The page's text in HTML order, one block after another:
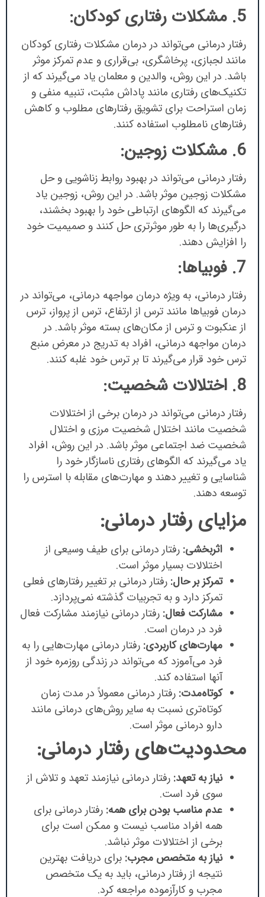
5. مشکلات رفتاری کودکان:
رفتار درمانی می‌تواند در درمان مشکلات رفتاری کودکان
مانند لجبازی، پرخاشگری، بی‌قراری و عدم تمرکز موثر
باشد. در این روش، والدین و معلمان یاد می‌گیرند که از
تکنیک‌های رفتاری مانند پاداش مثبت، تنبیه منفی و
زمان استراحت برای تشویق رفتارهای مطلوب و کاهش
رفتارهای نامطلوب استفاده کنند.
6. مشکلات زوجین:
رفتار درمانی می‌تواند در بهبود روابط زناشویی و حل
مشکلات زوجین موثر باشد. در این روش، زوجین یاد
می‌گیرند که الگوهای ارتباطی خود را بهبود بخشند،
درگیری‌ها را به طور موثرتری حل کنند و صمیمیت خود
را افزایش دهند.
7. فوبیاها:
رفتار درمانی، به ویژه درمان مواجهه درمانی، می‌تواند در
درمان فوبیاها مانند ترس از ارتفاع، ترس از پرواز، ترس
از عنکبوت و ترس از مکان‌های بسته موثر باشد. در
درمان مواجهه درمانی، افراد به تدریج در معرض منبع
ترس خود قرار می‌گیرند تا بر ترس خود غلبه کنند.
8. اختلالات شخصیت:
رفتار درمانی می‌تواند در درمان برخی از اختلالات
شخصیت مانند اختلال شخصیت مرزی و اختلال
شخصیت ضد اجتماعی موثر باشد. در این روش، افراد
یاد می‌گیرند که الگوهای رفتاری ناسازگار خود را
شناسایی و تغییر دهند و مهارت‌های مقابله با استرس را
توسعه دهند.
مزایای رفتار درمانی:
اثربخشی: رفتار درمانی برای طیف وسیعی از
اختلالات بسیار موثر است.
تمرکز بر حال: رفتار درمانی بر تغییر رفتارهای فعلی
تمرکز دارد و به تجربیات گذشته نمی‌پردازد.
مشارکت فعال: رفتار درمانی نیازمند مشارکت فعال
فرد در درمان است.
مهارت‌های کاربردی: رفتار درمانی مهارت‌هایی را به
فرد می‌آموزد که می‌تواند در زندگی روزمره خود از
آنها استفاده کند.
کوتاه‌مدت: رفتار درمانی معمولاً در مدت زمان
کوتاه‌تری نسبت به سایر روش‌های درمانی مانند
دارو درمانی موثر است.
محدودیت‌های رفتار درمانی:
نیاز به تعهد: رفتار درمانی نیازمند تعهد و تلاش از
سوی فرد است.
عدم مناسب بودن برای همه: رفتار درمانی برای
همه افراد مناسب نیست و ممکن است برای
برخی از اختلالات موثر نباشد.
نیاز به متخصص مجرب: برای دریافت بهترین
نتیجه از رفتار درمانی، باید به یک متخصص
مجرب و کارآزموده مراجعه کرد.